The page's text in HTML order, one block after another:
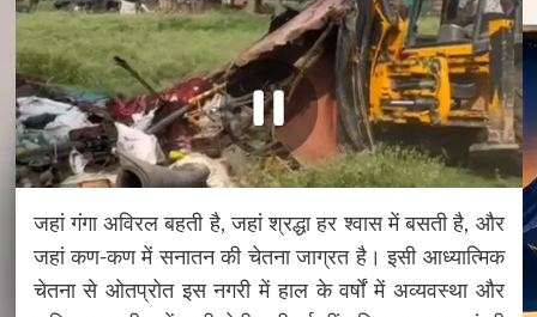
जहां गंगा अविरल बहती है, जहां श्रद्धा हर श्वास में बसती है, और
जहां कण-कण में सनातन की चेतना जाग्रत है। इसी आध्यात्मिक
चेतना से ओतप्रोत इस नगरी में हाल के वर्षों में अव्यवस्था और